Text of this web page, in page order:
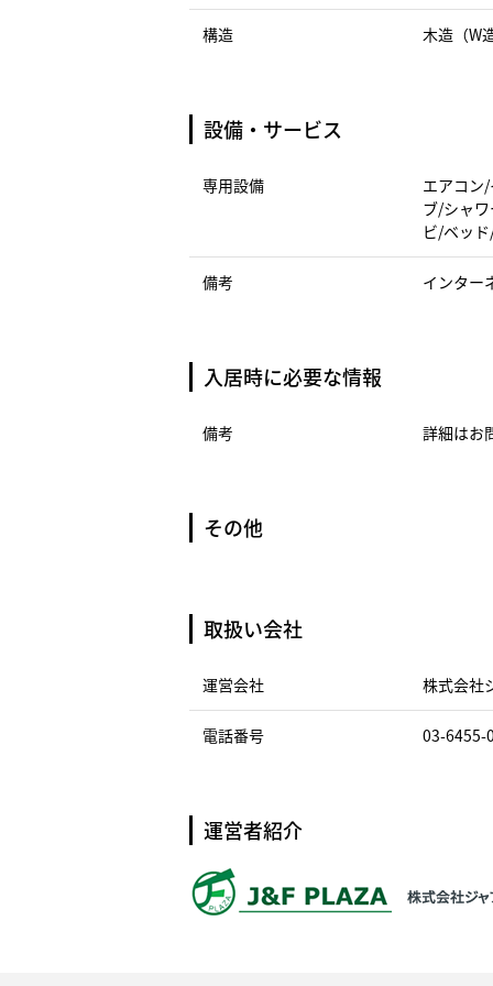
構造 木造（W
設備・サービス
専用設備
エアコン
ブ/シャ
ビ/ベッ
備考 インター
入居時に必要な情報
備考 詳細はお
その他
取扱い会社
運営会社 株式会社
電話番号 03-6455-
運営者紹介